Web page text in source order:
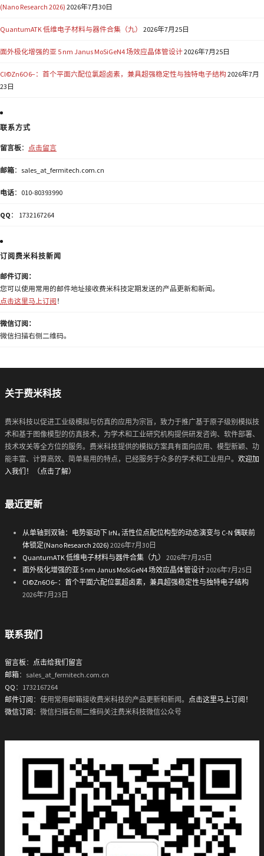
(Nano Research 2026) 2026年7月30日
QuantumATK 低维电子材料与器件合集（九） 2026年7月25日
面外极化增强的亚 5 nm Janus MoSiGeN4 场效应晶体管设计2026年7月25日
Cl©Zn6O6−：首个平面六配位氯超卤素，兼具超强稳定性与独特电子结构2026年7月
23日
联系方式
留言板： 点击留言
邮箱：sales_at_fermitech.com.cn
电话：010-80393990
QQ ： 1732167264
订阅费米科技新闻
邮件订阅：
您可以使用常用的邮件地址接收费米科技定期发送的产品更新和新闻。
点击这里马上订阅 ！
微信订阅：
微信扫描右侧二维码。
关于费米科技
费米科技以促进工业级模拟与仿真的应用为宗旨，致力于推广基于原子级别模拟技
术和基于图像模型的仿真技术，为学术和工业研究机构提供研发咨询、软件部署、
技术攻关等全方位的服务。费米科技提供的模拟方案具有面向应用、模型新颖、功
能丰富、计算高效、简单易用的特点，已经服务于众多的学术和工业用户。 欢迎加
入我们！（点击了解）
最近更新
从单轴到双轴：电势驱动下 IrN₄ 活性位点配位构型的动态演变与 C-N 偶联前
体锁定(Nano Research 2026) 2026年7月30日
QuantumATK 低维电子材料与器件合集（九）
2026年7月25日
面外极化增强的亚 5 nm Janus MoSiGeN4 场效应晶体管设计2026年7月25日
Cl©Zn6O6−：首个平面六配位氯超卤素，兼具超强稳定性与独特电子结构
2026年7月23日
联系我们
留言板 ： 点击给我们留言
邮箱：sales_at_fermitech.com.cn
QQ ：1732167264
邮件订阅 ：使用常用邮箱接收费米科技的产品更新和新闻。 点击这里马上订阅！
微信订阅 ：微信扫描右侧二维码关注费米科技微信公众号